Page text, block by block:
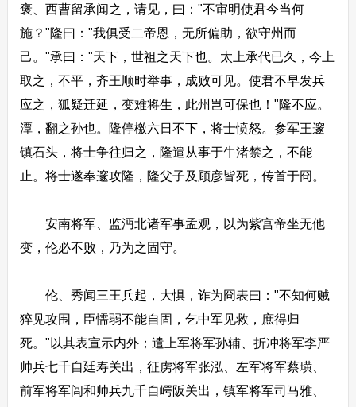
褒、西曹留承闻之，请见，曰："不审明使君今当何
施？"隆曰："我俱受二帝恩，无所偏助，欲守州而
己。"承曰："天下，世祖之天下也。太上承代已久，今上
取之，不平，齐王顺时举事，成败可见。使君不早发兵
应之，狐疑迁延，变难将生，此州岂可保也！"隆不应。
潭，翻之孙也。隆停檄六日不下，将士愤怒。参军王邃
镇石头，将士争往归之，隆遣从事于牛渚禁之，不能
止。将士遂奉邃攻隆，隆父子及顾彦皆死，传首于冏。
安南将军、监沔北诸军事孟观，以为紫宫帝坐无他
变，伦必不败，乃为之固守。
伦、秀闻三王兵起，大惧，诈为冏表曰："不知何贼
猝见攻围，臣懦弱不能自固，乞中军见救，庶得归
死。"以其表宣示内外；遣上军将军孙辅、折冲将军李严
帅兵七千自廷寿关出，征虏将军张泓、左军将军蔡璜、
前军将军闾和帅兵九千自崿阪关出，镇军将军司马雅、